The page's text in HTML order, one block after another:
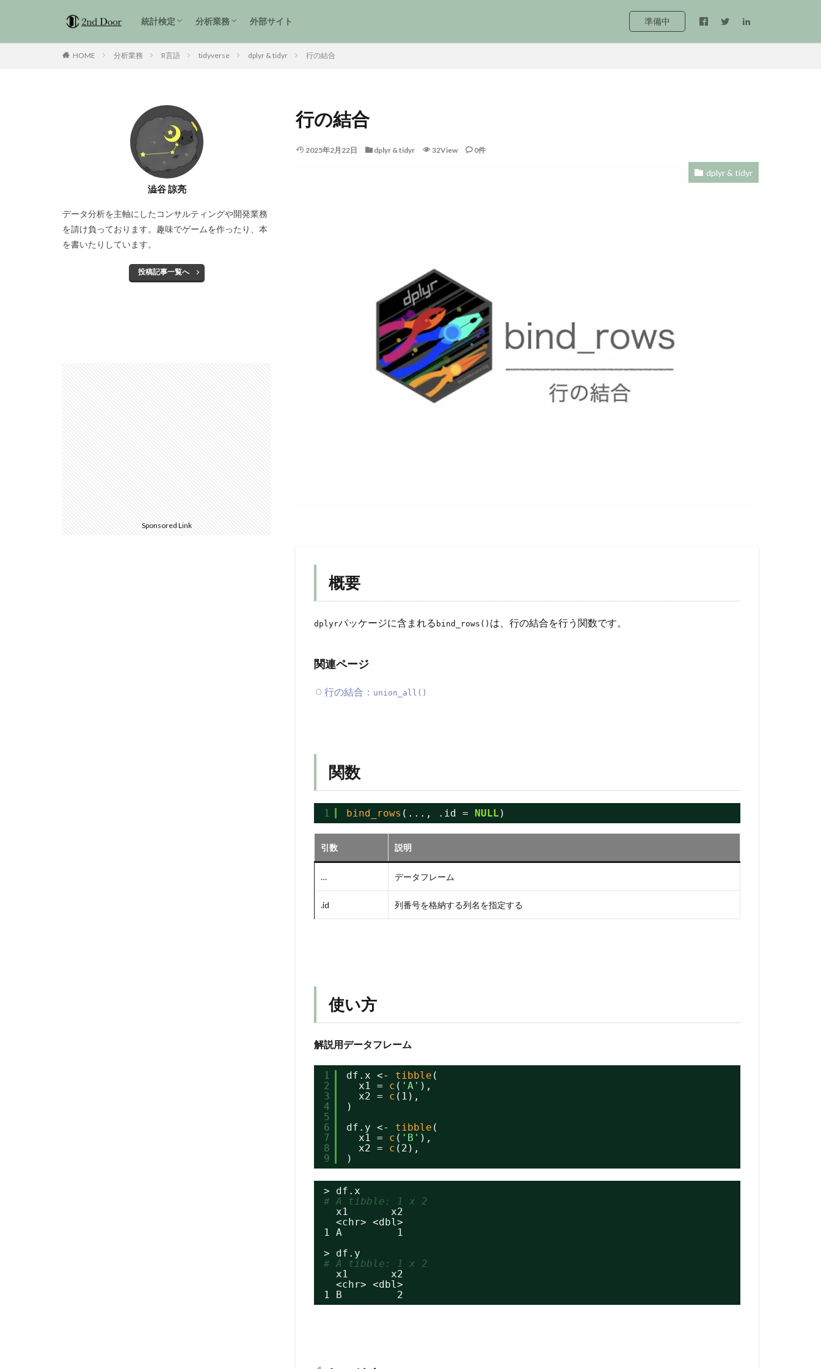
統計検定
1級解説
準1級解説
2級解説
統計検定3級 過去問解説
分析業務
tidyverse
外部サイト 準備中
HOME 分析業務 R言語 tidyverse dplyr & tidyr 行の結合
行の結合
2025年2月22日 dplyr & tidyr 32View 0件
dplyr & tidyr
概要
dplyrパッケージに含まれる bind_rows() は、行の結合を行う関数です。
関連ページ
行の結合： union_all()
関数
1 bind_rows (..., .id = NULL )
引数 説明
… データフレーム
.id 列番号を格納する列名を指定する
使い方
解説用データフレーム
1
2
3
4
5
6
7
8
9
df.x <- tibble (
x1 = c ( 'A' ),
x2 = c (1),
)
df.y <- tibble (
x1 = c ( 'B' ),
x2 = c (2),
)
> df.x
# A tibble: 1 x 2
x1       x2
<chr> <dbl>
1 A         1
> df.y
# A tibble: 1 x 2
x1       x2
<chr> <dbl>
1 B         2
澁谷 諒亮
データ分析を主軸にしたコンサルティングや開発業務
を請け負っております。趣味でゲームを作ったり、本
を書いたりしています。
投稿記事一覧へ
Sponsored Link